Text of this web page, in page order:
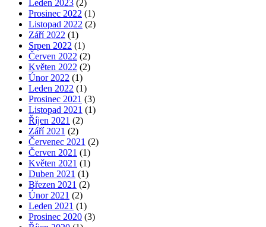
Leden 2023 (2)
Prosinec 2022 (1)
Listopad 2022 (2)
Září 2022 (1)
Srpen 2022 (1)
Červen 2022 (2)
Květen 2022 (2)
Únor 2022 (1)
Leden 2022 (1)
Prosinec 2021 (3)
Listopad 2021 (1)
Říjen 2021 (2)
Září 2021 (2)
Červenec 2021 (2)
Červen 2021 (1)
Květen 2021 (1)
Duben 2021 (1)
Březen 2021 (2)
Únor 2021 (2)
Leden 2021 (1)
Prosinec 2020 (3)